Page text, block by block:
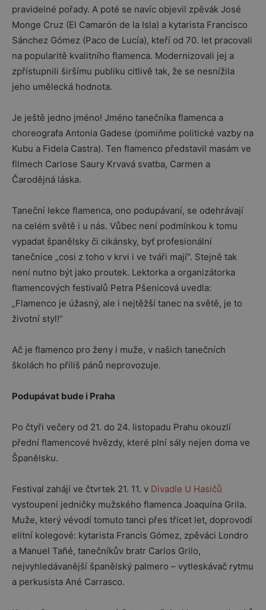
pravidelné pořady. A poté se navíc objevil zpěvák José
Monge Cruz (El Camarón de la Isla) a kytarista Francisco
Sánchez Gómez (Paco de Lucía), kteří od 70. let pracovali
na popularitě kvalitního flamenca. Modernizovali jej a
zpřístupnili širšímu publiku citlivě tak, že se nesnížila
jeho umělecká hodnota.
Je ještě jedno jméno! Jméno tanečníka flamenca a
choreografa Antonia Gadese (pomiňme politické vazby na
Kubu a Fidela Castra). Ten flamenco představil masám ve
filmech Carlose Saury Krvavá svatba, Carmen a
Čarodějná láska.
Taneční lekce flamenca, ono podupávaní, se odehrávají
na celém světě i u nás. Vůbec není podmínkou k tomu
vypadat španělsky či cikánsky, byť profesionální
tanečnice „cosi z toho v krvi i ve tváři mají“. Stejně tak
není nutno být jako proutek. Lektorka a organizátorka
flamencových festivalů Petra Pšenicová uvedla:
„Flamenco je úžasný, ale i nejtěžší tanec na světě, je to
životní styl!“
Ač je flamenco pro ženy i muže, v našich tanečních
školách ho příliš pánů neprovozuje.
Podupávat bude i Praha
Po čtyři večery od 21. do 24. listopadu Prahu okouzlí
přední flamencové hvězdy, které plní sály nejen doma ve
Španělsku.
Festival zahájí ve čtvrtek 21. 11. v Divadle U Hasičů
vystoupení jedničky mužského flamenca Joaquína Grila.
Muže, který vévodí tomuto tanci přes třicet let, doprovodí
elitní kolegové: kytarista Francis Gómez, zpěváci Londro
a Manuel Tañé, tanečníkův bratr Carlos Grilo,
nejvyhledávanější španělský palmero – vytleskávač rytmu
a perkusista Ané Carrasco.